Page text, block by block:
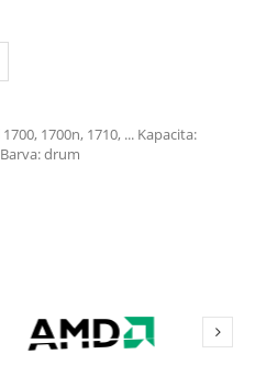
1700n, 1710, ... Kapacita:
drum